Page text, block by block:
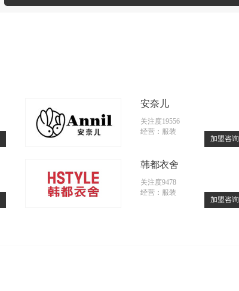
安奈儿
关注度19556
经营：服装
加盟咨询
韩都衣舍
关注度9478
经营：服装
加盟咨询